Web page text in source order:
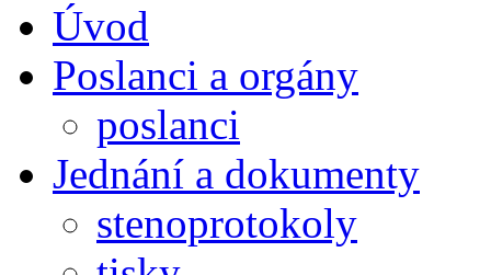
Úvod
Poslanci a orgány
poslanci
Jednání a dokumenty
stenoprotokoly